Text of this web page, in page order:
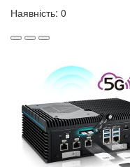
Наявність: 0